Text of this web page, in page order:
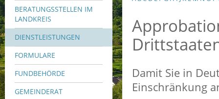
BERATUNGSSTELLEN IM
LANDKREIS
DIENSTLEISTUNGEN
FORMULARE
FUNDBEHÖRDE
GEMEINDERAT
Damit Sie in
Einschränkung